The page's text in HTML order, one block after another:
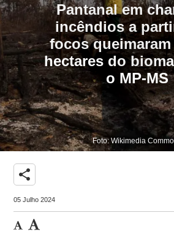
Pantanal em
incêndios a
focos
hectares do
o MP-MS
Foto: Wikimedia
share
05 Julho 2024